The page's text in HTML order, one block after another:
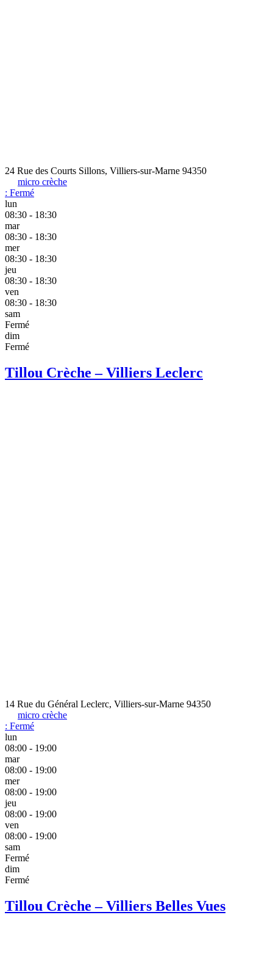
24 Rue des Courts Sillons, Villiers-sur-Marne 94350
micro crèche
: Fermé
lun
08:30 - 18:30
mar
08:30 - 18:30
mer
08:30 - 18:30
jeu
08:30 - 18:30
ven
08:30 - 18:30
sam
Fermé
dim
Fermé
Tillou Crèche – Villiers Leclerc
14 Rue du Général Leclerc, Villiers-sur-Marne 94350
micro crèche
: Fermé
lun
08:00 - 19:00
mar
08:00 - 19:00
mer
08:00 - 19:00
jeu
08:00 - 19:00
ven
08:00 - 19:00
sam
Fermé
dim
Fermé
Tillou Crèche – Villiers Belles Vues